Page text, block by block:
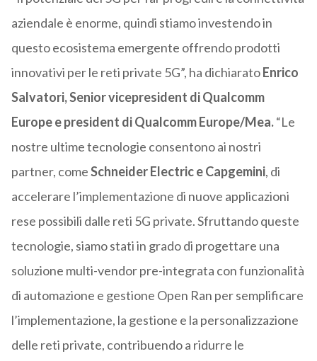
aziendale è enorme, quindi stiamo investendo in
questo ecosistema emergente offrendo prodotti
innovativi per le reti private 5G”, ha dichiaratoEnrico
Salvatori, Senior vicepresident di Qualcomm
Europe e president di Qualcomm Europe/Mea.“Le
nostre ultime tecnologie consentono ai nostri
partner, comeSchneider Electric e Capgemini, di
accelerare l’implementazione di nuove applicazioni
rese possibili dalle reti 5G private. Sfruttando queste
tecnologie, siamo stati in grado di progettare una
soluzione multi-vendor pre-integrata con funzionalità
di automazione e gestione Open Ran per semplificare
l’implementazione, la gestione e la personalizzazione
delle reti private, contribuendo a ridurre le